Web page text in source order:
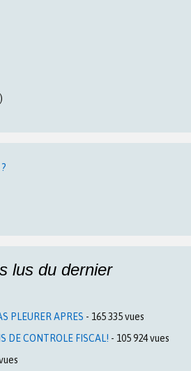
lus du dernier
PLEURER APRES - 165 335 vues
DE CONTROLE FISCAL! - 105 924 vues